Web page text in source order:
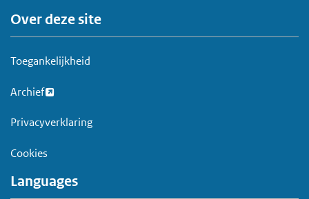
Over deze site
Toegankelijkheid
Archief
Privacyverklaring
Cookies
Languages